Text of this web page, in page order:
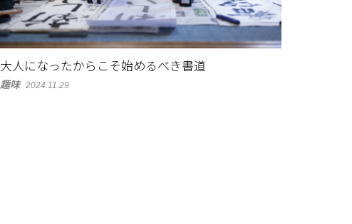
大人になったからこそ始めるべき書道
趣味 2024.11.29